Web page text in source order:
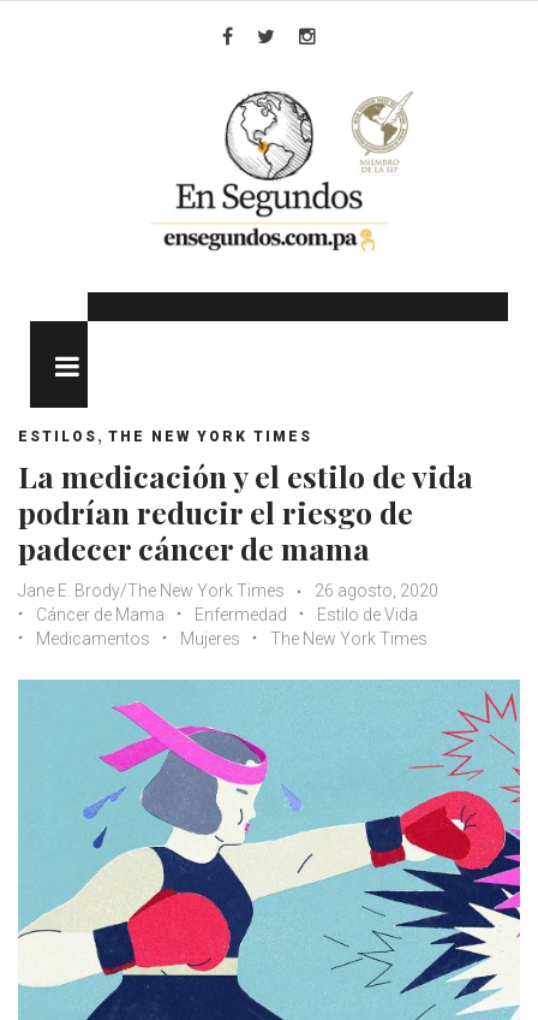
ESTILOS , THE NEW YORK TIMES
La medicación y el estilo de vida
podrían reducir el riesgo de
padecer cáncer de mama
Jane E. Brody/The New York Times
26 agosto, 2020
Cáncer de Mama
Enfermedad
Estilo de Vida
Medicamentos
Mujeres The New York Times